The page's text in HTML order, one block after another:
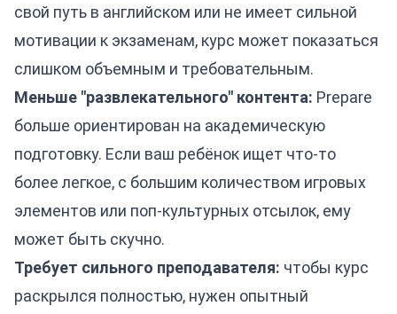
свой путь в английском или не имеет сильной
мотивации к экзаменам, курс может показаться
слишком объемным и требовательным.
Меньше "развлекательного" контента: Prepare
больше ориентирован на академическую
подготовку. Если ваш ребёнок ищет что-то
более легкое, с большим количеством игровых
элементов или поп-культурных отсылок, ему
может быть скучно.
Требует сильного преподавателя: чтобы курс
раскрылся полностью, нужен опытный